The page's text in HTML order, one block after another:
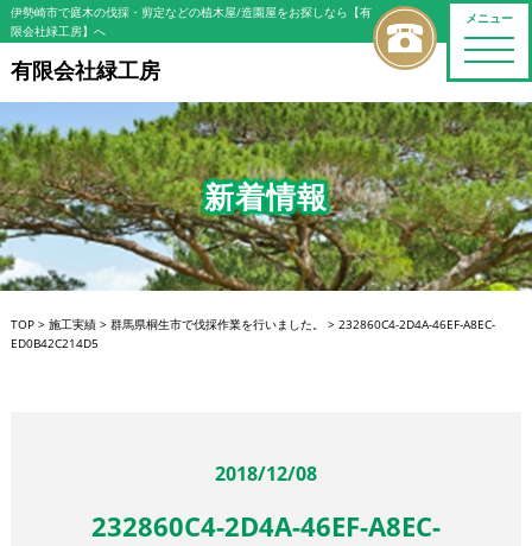
メニュー
toggle
伊勢崎市で庭木の伐採・剪定などの植木屋/造園屋をお探しなら【有
限会社緑工房】へ
有限会社緑工房
新着情報
TOP> 施工実績> 群馬県桐生市で伐採作業を行いました。 > 232860C4-2D4A-46EF-A8EC-
ED0B42C214D5
2018/12/08
232860C4-2D4A-46EF-A8EC-